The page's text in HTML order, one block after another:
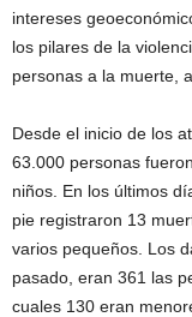
intereses
los pilares de la
personas a la muerte,
Desde el inicio de los
63.000 personas
niños. En los últimos
pie registraron 13
varios pequeños. Los
pasado, eran 361 las
cuales 130 eran